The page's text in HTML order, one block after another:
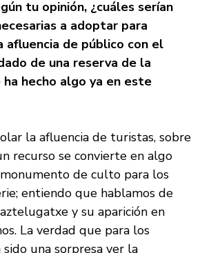
tu opinión, ¿cuáles serían
a adoptar para
afluencia de público con el
de una reserva de la
ha hecho algo ya en este
la afluencia de turistas, sobre
recurso se convierte en algo
de culto para los
entiendo que hablamos de
y su aparición en
La verdad que para los
sido una sorpresa ver la